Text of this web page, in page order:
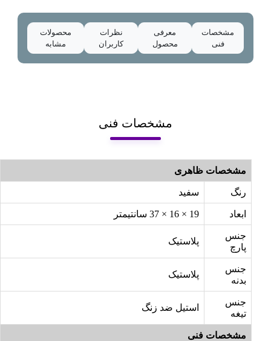
مشخصات
فنی
معرفی
محصول
نظرات
کاربران
محصولات
مشابه
مشخصات فنی
مشخصات ظاهری
رنگ سفید
ابعاد
جنس
پارچ
پلاستیک
جنس
بدنه
پلاستیک
جنس
تیغه
استیل ضد زنگ
مشخصات فنی